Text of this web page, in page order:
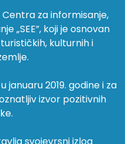
za informisanje,
„SEE”, koji je osnovan
kulturnih i
2019. godine i za
izvor pozitivnih
svojevrsni izlog